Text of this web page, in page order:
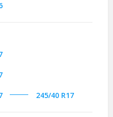
245/40 R17